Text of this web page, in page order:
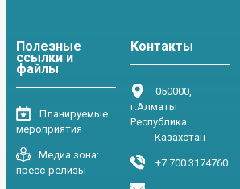
Полезные
ссылки и
файлы
Планируемые
мероприятия
Медиа зона:
пресс-релизы
Контакты
050000,
г.Алматы
Республика
Казахстан
+7 700 3174760